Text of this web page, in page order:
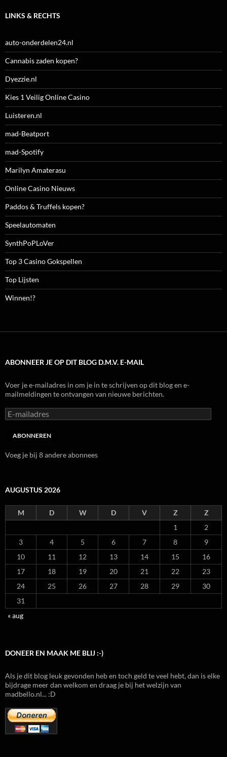
LINKS & RECHTS
auto-onderdelen24.nl
Cannabis zaden kopen?
Dyezzie.nl
Kies 1 Veilig Online Casino
Luisteren.nl
mad-Beatport
mad-Spotify
Marilyn Amaterasu
Online Casino Nieuws
Paddos & Truffels kopen?
Speelautomaten
SynthPoPLoVer
Top 3 Casino Gokspellen
Top Lijsten
Winnen!?
ABONNEER JE OP DIT BLOG D.M.V. E-MAIL
Voer je e-mailadres in om je in te schrijven op dit blog en e-
mailmeldingen te ontvangen van nieuwe berichten.
E-
mailadres
ABONNEREN
Voeg je bij 8 andere abonnees
AUGUSTUS 2026
M D W D V Z
Z
1
2
3
4 5 6 7 8
9
10
11 12 13 14 15
16
17
18 19 20 21 22
23
24
25 26 27 28 29
30
31
« aug
DONEER EN MAAK ME BLIJ :-)
Als je dit blog leuk gevonden heb en toch geld te veel hebt, dan is elke
bijdrage meer dan welkom en draag je bij het welzijn van
madbello.nl... :D